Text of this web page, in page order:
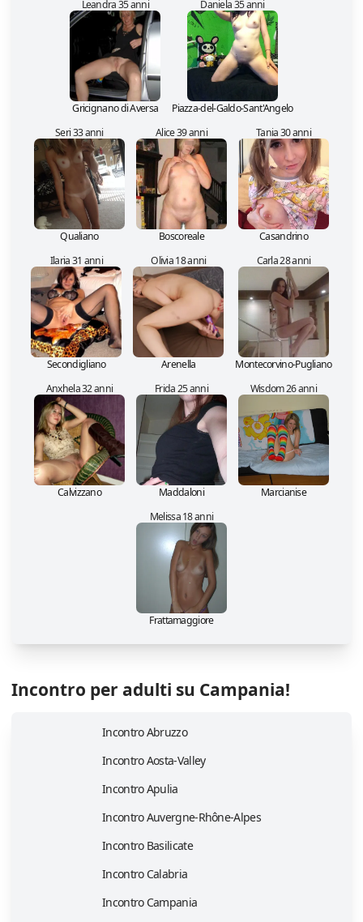
Leandra 35 anni
Gricignano di Aversa
Daniela 35 anni
Piazza-del-Galdo-Sant'Angelo
Seri 33 anni
Qualiano
Alice 39 anni
Boscoreale
Tania 30 anni
Casandrino
Ilaria 31 anni
Secondigliano
Olivia 18 anni
Arenella
Carla 28 anni
Montecorvino-Pugliano
Anxhela 32 anni
Calvizzano
Frida 25 anni
Maddaloni
Wisdom 26 anni
Marcianise
Melissa 18 anni
Frattamaggiore
Incontro per adulti su Campania!
Incontro Abruzzo
Incontro Aosta-Valley
Incontro Apulia
Incontro Auvergne-Rhône-Alpes
Incontro Basilicate
Incontro Calabria
Incontro Campania